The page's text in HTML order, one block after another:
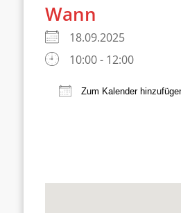
Wann
18.09.2025
10:00 - 12:00
Zum Kalender